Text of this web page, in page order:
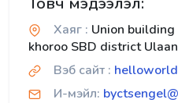
Хаяг : Union
khoroo SBD district
Вэб сайт :
И-мэйл: